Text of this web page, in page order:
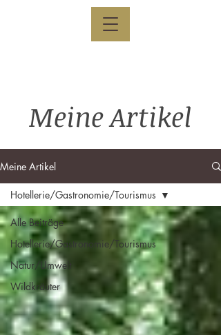
Meine Artikel
Meine Artikel
Alle Beiträge
Hotellerie/Gastronomie/Tourismus
Natur/Umwelt
Wildkräuter
Hotellerie/Gastronomie/Tourismus